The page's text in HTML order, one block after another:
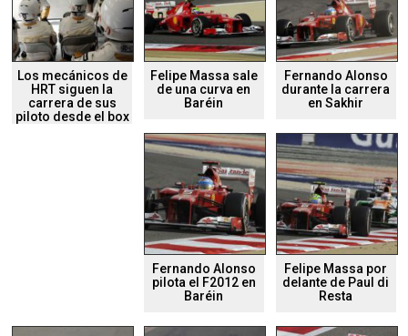
Los mecánicos de
HRT siguen la
carrera de sus
piloto desde el box
Felipe Massa sale
de una curva en
Baréin
Fernando Alonso
durante la carrera
en Sakhir
Fernando Alonso
pilota el F2012 en
Baréin
Felipe Massa por
delante de Paul di
Resta